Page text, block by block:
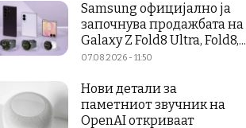
Samsung официјално ја
започнува продажбата на
Galaxy Z Fold8 Ultra, Fold8,...
07.08.2026 - 11:50
Нови детали за
паметниот звучник на
OpenAI откриваат